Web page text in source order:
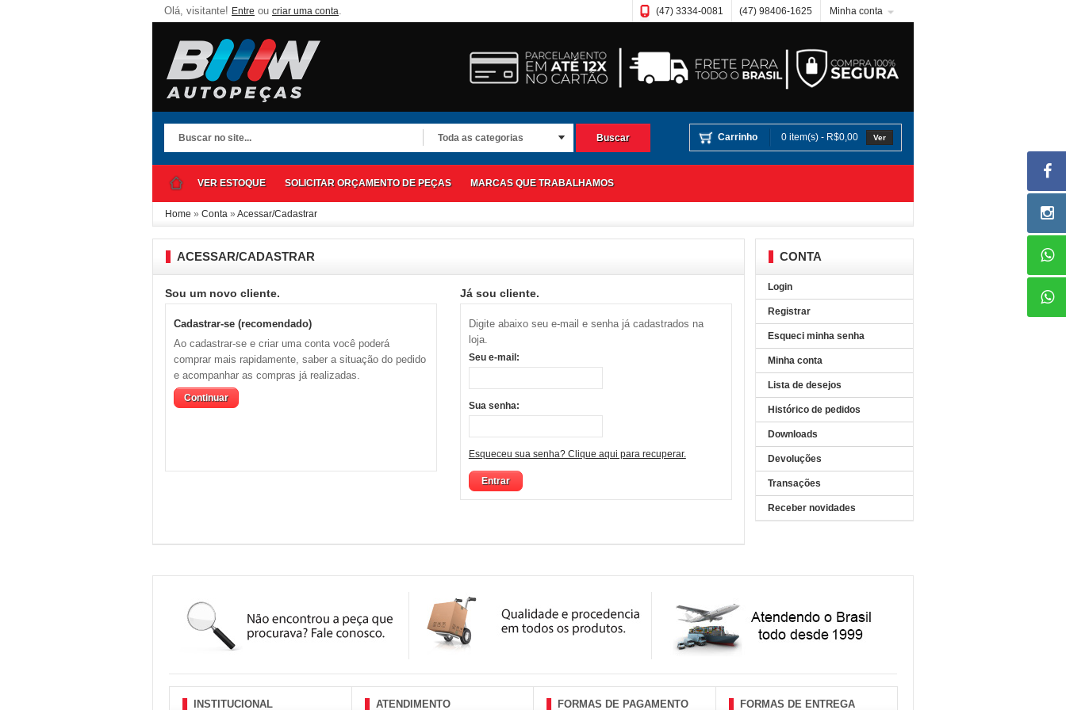
Olá, visitante! Entre ou criar uma conta. (47) 3334-0081 (47) 98406-1625 Minha conta
Toda as categorias Buscar Carrinho 0 item(s) - R$0,00 Ver
VER ESTOQUE SOLICITAR ORÇAMENTO DE PEÇAS MARCAS QUE TRABALHAMOS
Home » Conta » Acessar/Cadastrar
CONTA
Login
Registrar
Esqueci minha senha
Minha conta
Lista de desejos
Histórico de pedidos
Downloads
Devoluções
Transações
Receber novidades
ACESSAR/CADASTRAR
Sou um novo cliente.
Cadastrar-se (recomendado)
Ao cadastrar-se e criar uma conta você poderá
comprar mais rapidamente, saber a situação do pedido
e acompanhar as compras já realizadas.
Continuar
Já sou cliente.
Digite abaixo seu e-mail e senha já cadastrados na
loja.
Seu e-mail:
Sua senha:
Esqueceu sua senha? Clique aqui para recuperar.
INSTITUCIONAL ATENDIMENTO FORMAS DE PAGAMENTO FORMAS DE ENTREGA